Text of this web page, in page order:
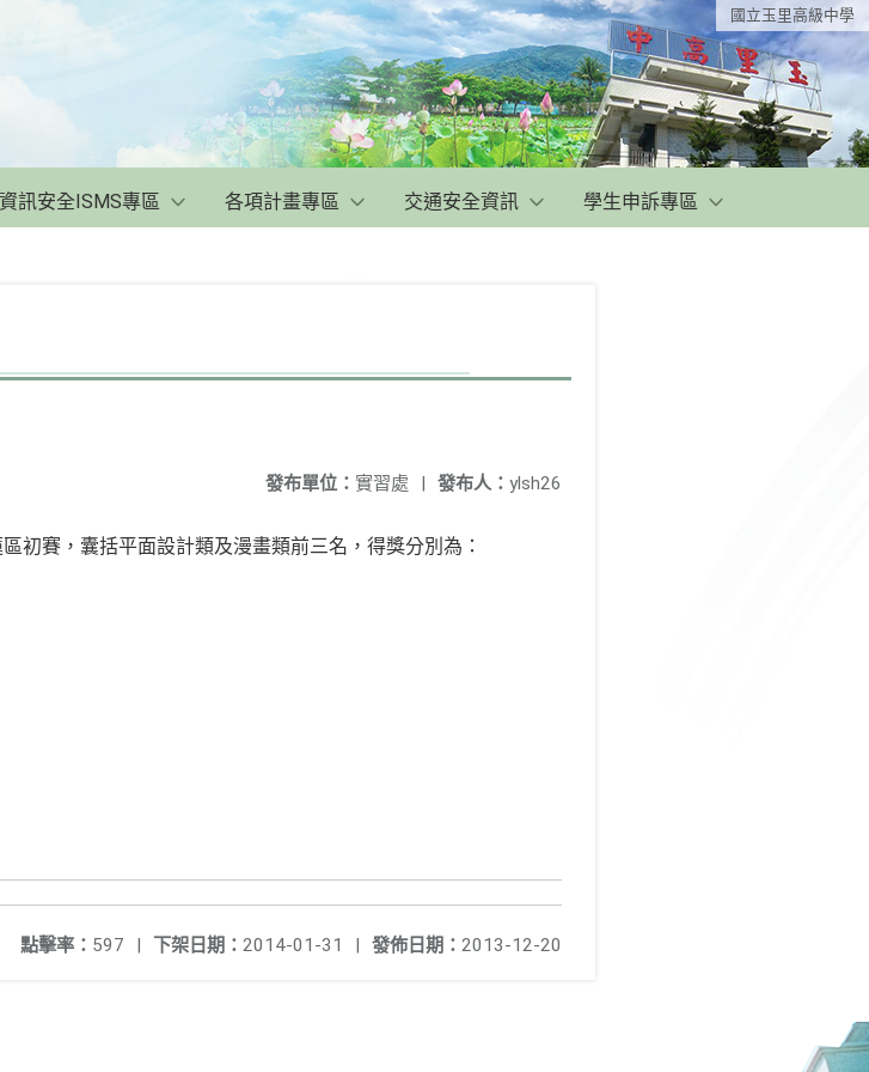
國立玉里高級中學
資訊安全ISMS專區 各項計畫專區 交通安全資訊 學生申訴專區
發布人： ylsh26
發布單位： 實習處 |
初賽，囊括平面設計類及漫畫類前三名，得獎分別為：
發佈日期： 2013-12-20
下架日期： 2014-01-31 |
點擊率： 597 |